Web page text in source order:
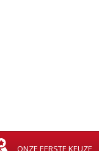
ONZE EERSTE KEUZE